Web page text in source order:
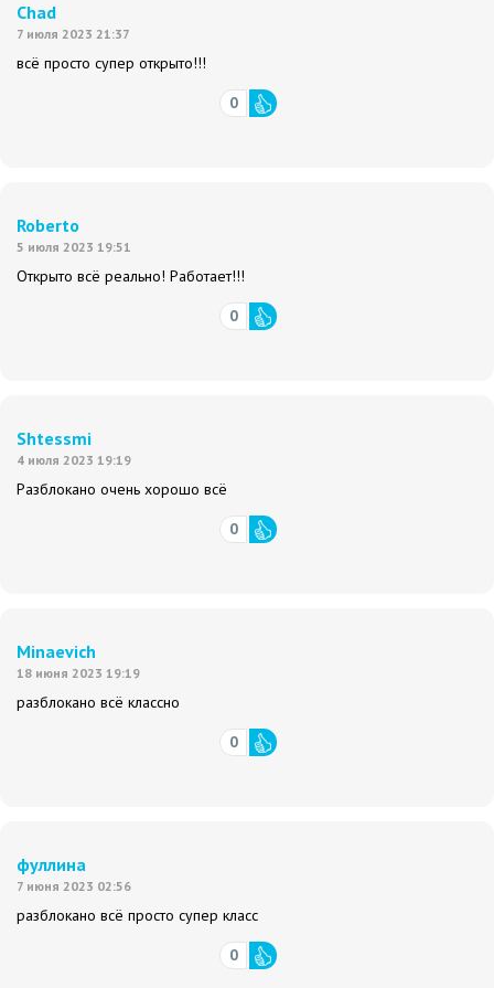
Chad
7 июля 2023 21:37
всё просто супер открыто!!!
0
Roberto
5 июля 2023 19:51
Открыто всё реально! Работает!!!
0
Shtessmi
4 июля 2023 19:19
Разблокано очень хорошо всё
0
Minaevich
18 июня 2023 19:19
разблокано всё классно
0
фуллина
7 июня 2023 02:56
разблокано всё просто супер класс
0